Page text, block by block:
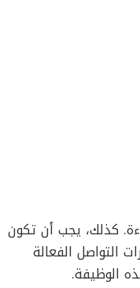
كذلك، يجب أن تكون
التواصل الفعالة
الوظيفة.